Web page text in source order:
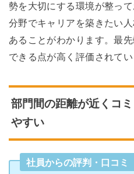
勢を大切にする環境が整っ
分野でキャリアを築きたい
あることがわかります。最
できる点が高く評価されて
部門間の距離が近くコ
やすい
社員からの評判・口コミ